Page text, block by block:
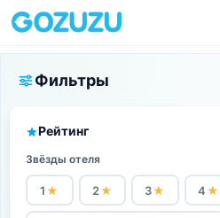
Фильтры
Рейтинг
Звёзды отеля
1★ 2★ 3★ 4★